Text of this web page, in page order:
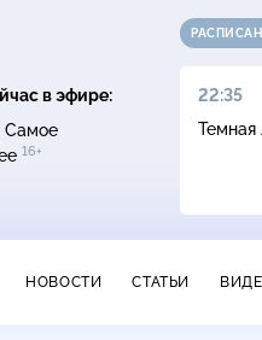
в эфире:
Самое
16+
Россия
22:35
Темная
НОВОСТИ СТАТЬИ